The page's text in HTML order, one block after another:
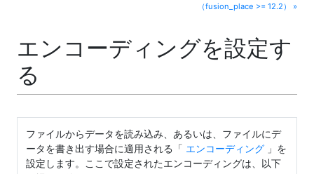
（fusion_place >= 12.2） »
エンコーディングを設定す
る
ファイルからデータを読み込み、あるいは、ファイルにデ
ータを書き出す場合に適用される「 エンコーディング 」を
設定します。ここで設定されたエンコーディングは、以下